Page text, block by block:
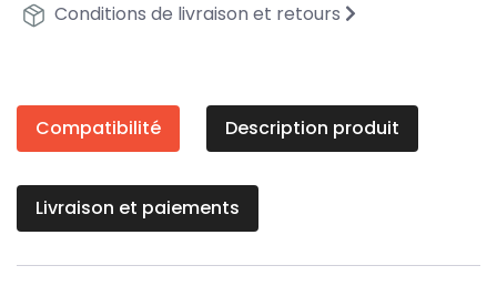
Conditions de livraison et retours
Compatibilité Description produit
Livraison et paiements